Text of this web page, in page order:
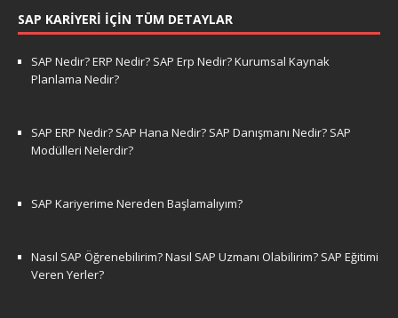
SAP KARIYERI İÇIN TÜM DETAYLAR
SAP Nedir? ERP Nedir? SAP Erp Nedir? Kurumsal Kaynak
Planlama Nedir?
SAP ERP Nedir? SAP Hana Nedir? SAP Danışmanı Nedir? SAP
Modülleri Nelerdir?
SAP Kariyerime Nereden Başlamalıyım?
Nasıl SAP Öğrenebilirim? Nasıl SAP Uzmanı Olabilirim? SAP Eğitimi
Veren Yerler?